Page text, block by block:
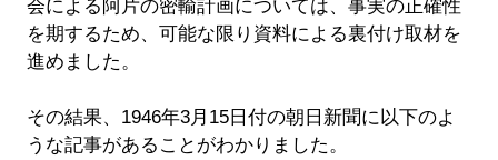
会による阿片の密輸計画については、事実の正確性
を期するため、可能な限り資料による裏付け取材を
進めました。
その結果、1946年3月15日付の朝日新聞に以下のよ
うな記事があることがわかりました。